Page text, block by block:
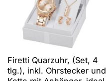
Firetti Quarzuhr, (Set, 4
tlg.), inkl. Ohrstecker und